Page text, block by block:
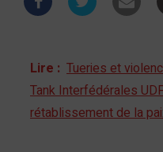
Lire : Tueries et
Tank Interfédérales
rétablissement de la